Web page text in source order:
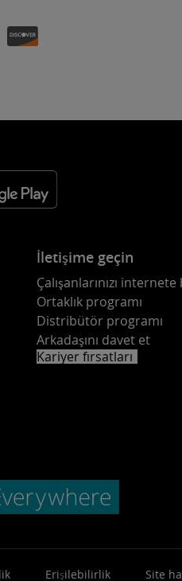
İletişime geçin
Çalışanlarınızı internete
Ortaklık programı
Distribütör programı
Arkadaşını davet et
Kariyer fırsatları
Erişilebilirlik Site